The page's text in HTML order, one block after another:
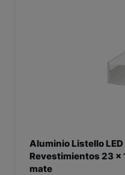
Aluminio Listello
Revestimientos 23 x
mate